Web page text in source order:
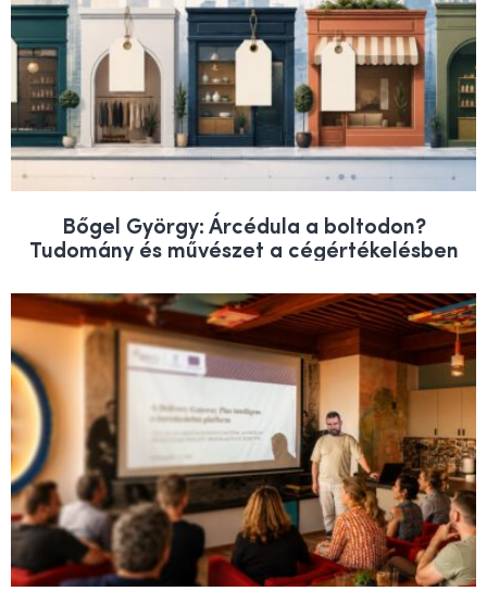
Bőgel György: Árcédula a boltodon?
Tudomány és művészet a cégértékelésben